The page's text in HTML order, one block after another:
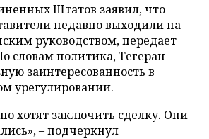
Штатов заявил, что
недавно выходили на
руководством, передает
словам политика, Тегеран
заинтересованность в
урегулировании.
хотят заключить сделку. Они
– подчеркнул